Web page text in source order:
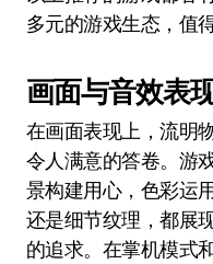
多元的游戏生态，值
画面与音效表
在画面表现上，流明
令人满意的答卷。游
景构建用心，色彩运
还是细节纹理，都展
的追求。在掌机模式